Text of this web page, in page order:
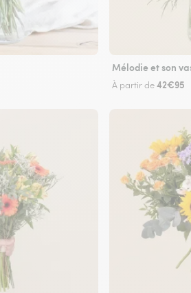
Mélodie et son
À partir de42€95